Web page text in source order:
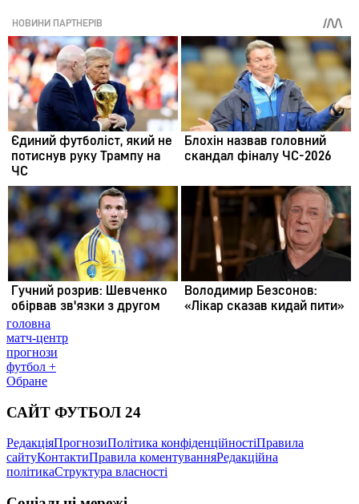
головна
матч-центр
прогнози
футбол +
Обране
САЙТ ФУТБОЛ 24
РедакціяПрогнозиПолітика конфіденційностіПравила
сайтуКонтактиПравила коментуванняРедакційна
політикаСтруктура власності